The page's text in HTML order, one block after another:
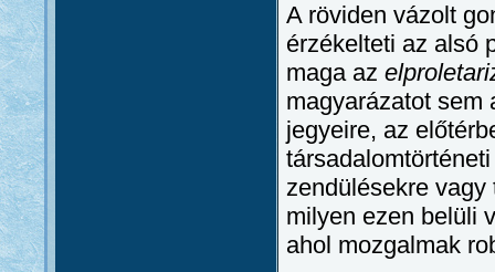
A röviden vázolt
érzékelteti az alsó
maga az
magyarázatot sem
jegyeire, az
zendülésekre vagy
milyen ezen belüli
ahol mozgalmak